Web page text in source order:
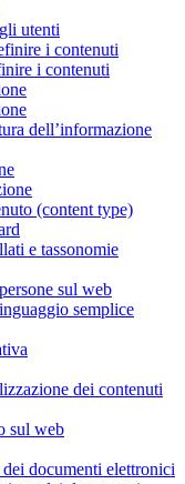
utenti
i contenuti
i contenuti
dell’informazione
(content type)
e tassonomie
sul web
semplice
dei contenuti
sul web
documenti elettronici